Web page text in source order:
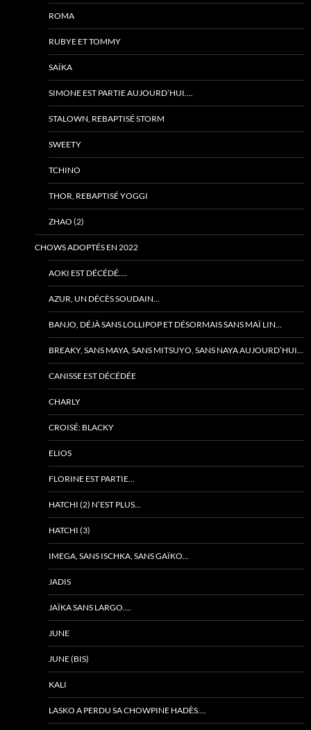
ROMA
RUBYE ET TOMMY
SAÏKA
SIMONE EST PARTIE AUJOURD’HUI….
STALOWN, REBAPTISÉ STORM
SWEETY
TCHINO
THOR, REBAPTISÉ YOGGI
ZHAO (2)
CHOWS ADOPTÉS EN 2022
AOKI EST DÉCÉDÉ….
AZUR, UN DÉCÈS SOUDAIN…
BANJO, DÉJÀ SANS LOLLIPOP ET DÉSORMAIS SANS MAÏ LIN…
BREAKY, SANS MAYA, SANS MITSUYO, SANS NAYA AUJOURD’HUI…
CANISSE EST DÉCÉDÉE
CHARLY
CROISÉ: BLACKY
ELIOS
FLORINE EST PARTIE…
HATCHI (2) N’EST PLUS…
HATCHI (3)
IMEGA, SANS ISCHKA, SANS GAÏKO…
JADIS
JAÏKA SANS LARGO….
JUNE
JUNE (BIS)
KALI
LASKO A PERDU SA CHOWPINE HADÈS….